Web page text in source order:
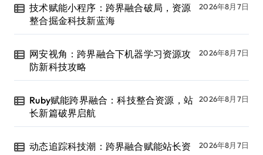
技术赋能小程序：跨界融合破局，资源
整合掘金科技新蓝海
2026年8月7日
网安视角：跨界融合下机器学习资源攻
防新科技攻略
2026年8月7日
Ruby赋能跨界融合：科技整合资源，站
长新篇破界启航
2026年8月7日
动态追踪科技潮：跨界融合赋能站长资
2026年8月7日